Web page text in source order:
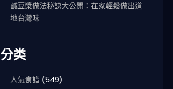
鹹豆漿做法秘訣大公開：在家輕鬆做出道
地台灣味
分类
人氣食譜(549)